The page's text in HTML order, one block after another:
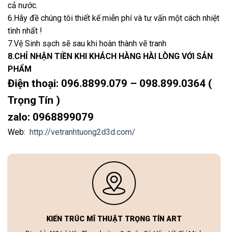
cả nước.
6.Hãy đề chúng tôi thiết kế miễn phí và tư vấn một cách nhiệt
tình nhất !
7.Vệ Sinh sạch sẽ sau khi hoàn thành vẽ tranh
8.CHỈ NHẬN TIỀN KHI KHÁCH HÀNG HÀI LÒNG VỚI SẢN
PHẨM
Điện thoại: 096.8899.079 – 098.899.0364 (
Trọng Tín )
zalo: 0968899079
Web: http://vetranhtuong2d3d.com/
KIẾN TRÚC MĨ THUẬT TRỌNG TÍN ART